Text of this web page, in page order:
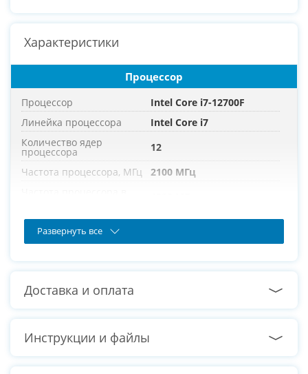
Характеристики
Процессор
Процессор
Intel Core i7-12700F
Линейка процессора
Intel Core i7
Количество ядер
процессора
12
Частота процессора, МГц
2100 МГц
Тип памяти
Развернуть все
Доставка и оплата
Инструкции и файлы